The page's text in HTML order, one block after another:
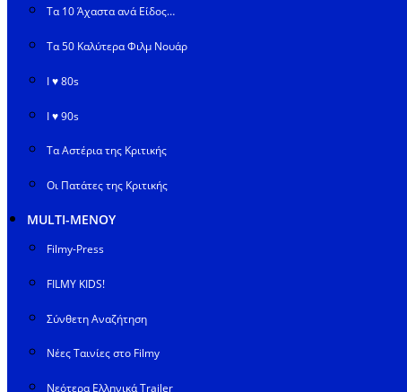
Τα 10 Άχαστα ανά Είδος…
Τα 50 Καλύτερα Φιλμ Νουάρ
I ♥ 80s
I ♥ 90s
Τα Αστέρια της Κριτικής
Οι Πατάτες της Κριτικής
MULTI-ΜΕΝΟΥ
Filmy-Press
FILMY KIDS!
Σύνθετη Αναζήτηση
Νέες Ταινίες στο Filmy
Νεότερα Ελληνικά Trailer